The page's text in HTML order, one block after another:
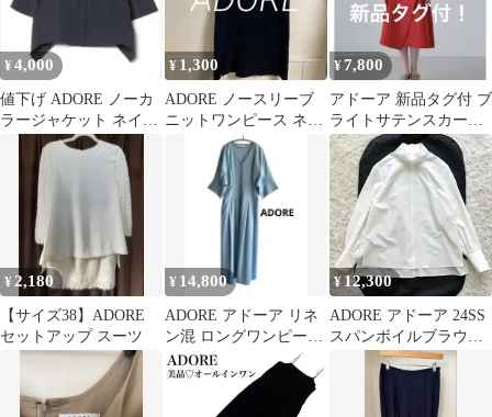
¥ 4,000
値下げ ADORE ノーカ
ラージャケット ネイビ
¥ 1,300
ADORE ノースリーブ
ニットワンピース ネイ
¥ 7,800
アドーア 新品タグ付 ブ
ライトサテンスカート
36
¥ 2,180
【サイズ38】ADORE
セットアップ スーツ
¥ 14,800
ADORE アドーア リネ
ン混 ロングワンピース
ベルト付き ブルー 38
¥12,300
ADORE アドーア 24SS
スパンボイルブラウス
シアー ハイネック 白